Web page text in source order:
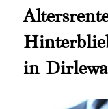
in